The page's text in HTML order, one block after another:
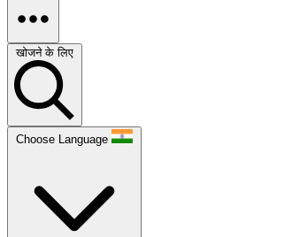
खोजने के लिए
Choose Language